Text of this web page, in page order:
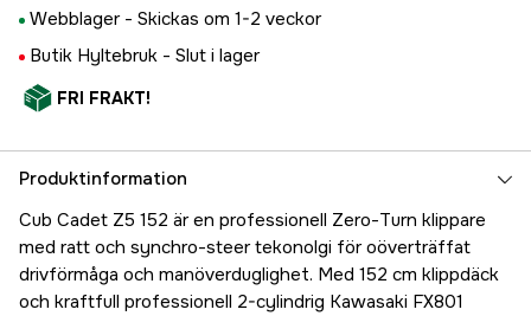
Webblager - Skickas om 1-2 veckor
Butik Hyltebruk - Slut i lager
FRI FRAKT!
Produktinformation
Cub Cadet Z5 152 är en professionell Zero-Turn klippare
med ratt och synchro-steer tekonolgi för oöverträffat
drivförmåga och manöverduglighet. Med 152 cm klippdäck
och kraftfull professionell 2-cylindrig Kawasaki FX801